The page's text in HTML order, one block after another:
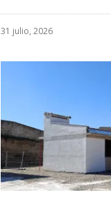
31 julio, 2026